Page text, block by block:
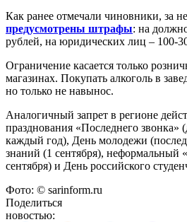
Как ранее отмечали чиновники, за
предусмотрены штрафы: на
рублей, на юридических лиц – 100-
Ограничение касается только
магазинах. Покупать алкоголь в
но только не навынос.
Аналогичный запрет в регионе
празднования «Последнего звонка»
каждый год), День молодежи
знаний (1 сентября), неформальный
сентября) и День российского
Фото: © sarinform.ru
Поделиться
новостью: